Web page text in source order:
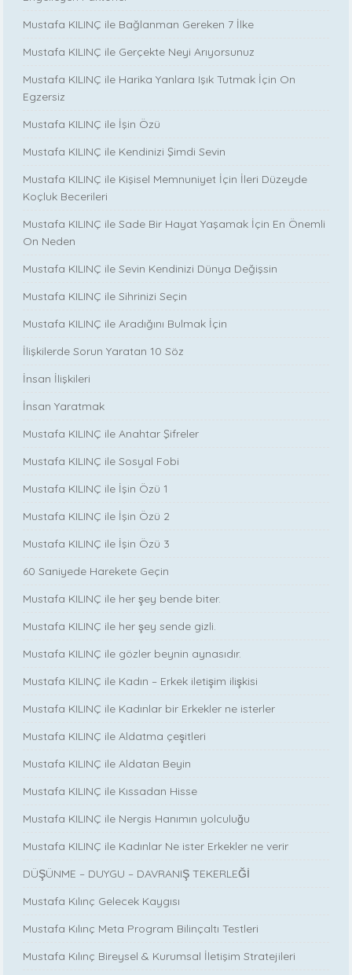
Mustafa KILINÇ ile Bağlanman Gereken 7 İlke
Mustafa KILINÇ ile Gerçekte Neyi Arıyorsunuz
Mustafa KILINÇ ile Harika Yanlara Işık Tutmak İçin On
Egzersiz
Mustafa KILINÇ ile İşin Özü
Mustafa KILINÇ ile Kendinizi Şimdi Sevin
Mustafa KILINÇ ile Kişisel Memnuniyet İçin İleri Düzeyde
Koçluk Becerileri
Mustafa KILINÇ ile Sade Bir Hayat Yaşamak İçin En Önemli
On Neden
Mustafa KILINÇ ile Sevin Kendinizi Dünya Değişsin
Mustafa KILINÇ ile Sihrinizi Seçin
Mustafa KILINÇ ile Aradığını Bulmak İçin
İlişkilerde Sorun Yaratan 10 Söz
İnsan İlişkileri
İnsan Yaratmak
Mustafa KILINÇ ile Anahtar Şifreler
Mustafa KILINÇ ile Sosyal Fobi
Mustafa KILINÇ ile İşin Özü 1
Mustafa KILINÇ ile İşin Özü 2
Mustafa KILINÇ ile İşin Özü 3
60 Saniyede Harekete Geçin
Mustafa KILINÇ ile her şey bende biter.
Mustafa KILINÇ ile her şey sende gizli.
Mustafa KILINÇ ile gözler beynin aynasıdır.
Mustafa KILINÇ ile Kadın – Erkek iletişim ilişkisi
Mustafa KILINÇ ile Kadınlar bir Erkekler ne isterler
Mustafa KILINÇ ile Aldatma çeşitleri
Mustafa KILINÇ ile Aldatan Beyin
Mustafa KILINÇ ile Kıssadan Hisse
Mustafa KILINÇ ile Nergis Hanımın yolculuğu
Mustafa KILINÇ ile Kadınlar Ne ister Erkekler ne verir
DÜŞÜNME – DUYGU – DAVRANIŞ TEKERLEĞİ
Mustafa Kılınç Gelecek Kaygısı
Mustafa Kılınç Meta Program Bilinçaltı Testleri
Mustafa Kılınç Bireysel & Kurumsal İletişim Stratejileri